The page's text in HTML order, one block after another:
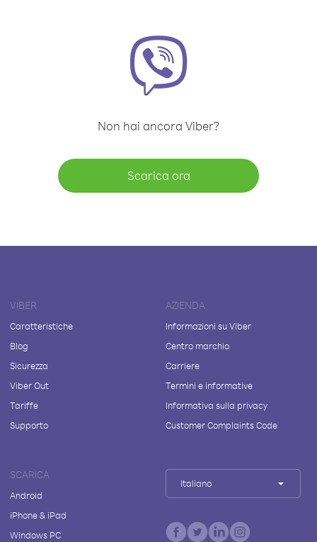
Non hai ancora Viber?
Scarica ora
VIBER
Caratteristiche
Blog
Sicurezza
Viber Out
Tariffe
Supporto
AZIENDA
Informazioni su Viber
Centro marchio
Carriere
Termini e informative
Informativa sulla privacy
Customer Complaints Code
SCARICA
Android
iPhone & iPad
Windows PC
Italiano